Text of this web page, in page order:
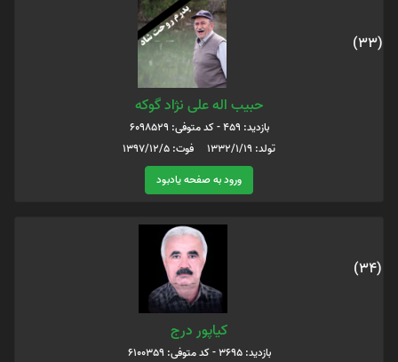
(33)
حبیب اله علی نژاد گوکه
بازدید: 459 - کد متوفی: 6098529
تولد: ۱۳۳۲/۱/۱۹ فوت: ۱۳۹۷/۱۲/۵
ورود به صفحه یادبود
(34)
کیاپور درج
بازدید: 3695 - کد متوفی: 6100359